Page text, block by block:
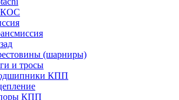
(шарниры)
и тросы
КПП
КПП